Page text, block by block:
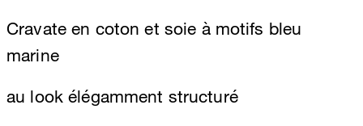
Cravate en coton et soie à motifs bleu
marine
au look élégamment structuré